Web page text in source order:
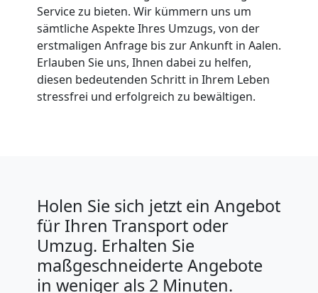
Service zu bieten. Wir kümmern uns um
sämtliche Aspekte Ihres Umzugs, von der
erstmaligen Anfrage bis zur Ankunft in Aalen.
Erlauben Sie uns, Ihnen dabei zu helfen,
diesen bedeutenden Schritt in Ihrem Leben
stressfrei und erfolgreich zu bewältigen.
Holen Sie sich jetzt ein Angebot
für Ihren Transport oder
Umzug. Erhalten Sie
maßgeschneiderte Angebote
in weniger als 2 Minuten.